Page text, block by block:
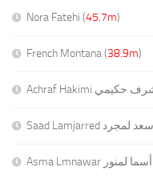
Nora Fatehi (45.7m)
French Montana (38.9m)